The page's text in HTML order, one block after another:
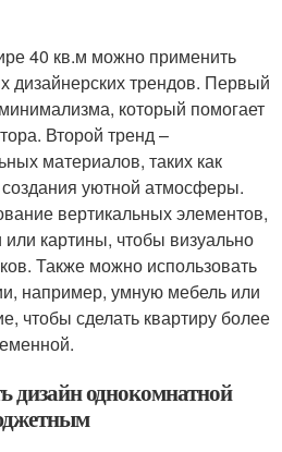
40 кв.м можно применить
дизайнерских трендов. Первый
который помогает
Второй тренд –
материалов, таких как
уютной атмосферы.
вертикальных элементов,
или картины, чтобы визуально
Также можно использовать
например, умную мебель или
чтобы сделать квартиру более
дизайн однокомнатной